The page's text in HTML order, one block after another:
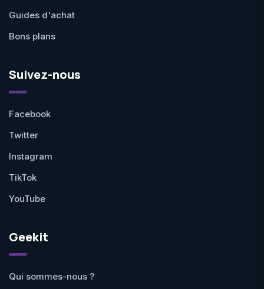
Guides d'achat
Bons plans
Suivez-nous
Facebook
Twitter
Instagram
TikTok
YouTube
Geekit
Qui sommes-nous ?